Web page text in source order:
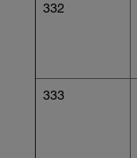
332
333